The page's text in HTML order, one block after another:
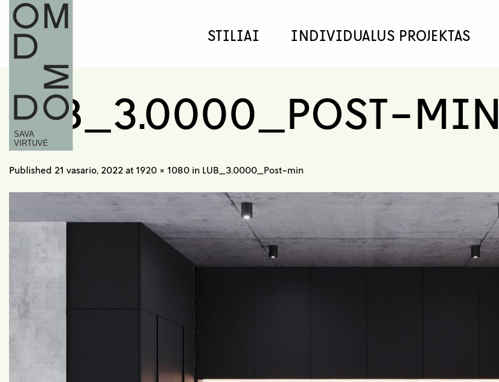
Skip
content
STILIAI INDIVIDUALUS PROJEKTAS
LUB_3.0000_POST-MIN
Published 21 vasario, 2022 at 1920 × 1080 in LUB_3.0000_Post-min